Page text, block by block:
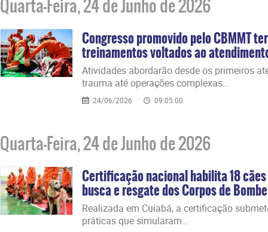
Quarta-Feira, 24 de Junho de 2026
Congresso promovido pelo CBMMT
treinamentos voltados ao
​Atividades abordarão desde os primeiros
trauma até operações complexas...
24/06/2026 09:05:00
Quarta-Feira, 24 de Junho de 2026
Certificação nacional habilita 18
busca e resgate dos Corpos de
​Realizada em Cuiabá, a certificação
práticas que simularam...